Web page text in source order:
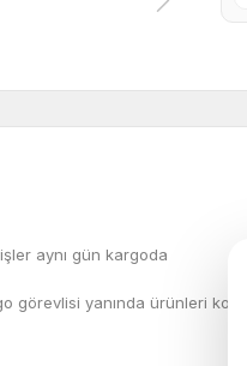
aynı gün kargoda
görevlisi yanında ürünleri